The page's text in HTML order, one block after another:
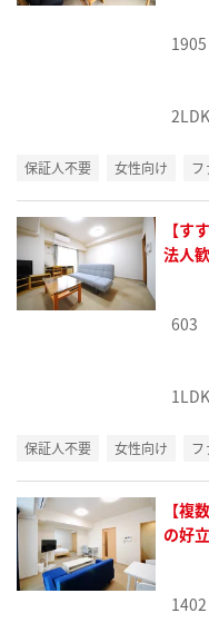
1905
2LDK
保証人不要 女性向け フ
【す
法人
603
1LDK
保証人不要 女性向け フ
【複
の好
1402